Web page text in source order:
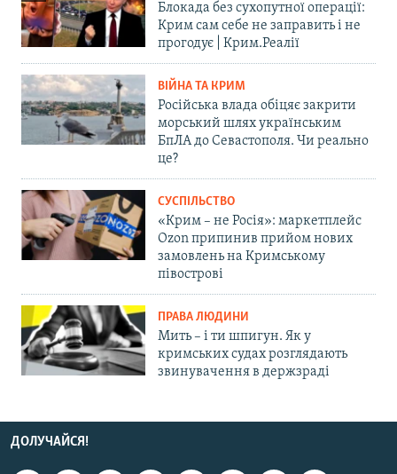
Блокада без сухопутної операції:
Крим сам себе не заправить і не
прогодує | Крим.Реалії
ВІЙНА ТА КРИМ
Російська влада обіцяє закрити
морський шлях українським
БпЛА до Севастополя. Чи реально
це?
СУСПІЛЬСТВО
«Крим – не Росія»: маркетплейс
Ozon припинив прийом нових
замовлень на Кримському
півострові
ПРАВА ЛЮДИНИ
Мить – і ти шпигун. Як у
кримських судах розглядають
звинувачення в держзраді
ДОЛУЧАЙСЯ!